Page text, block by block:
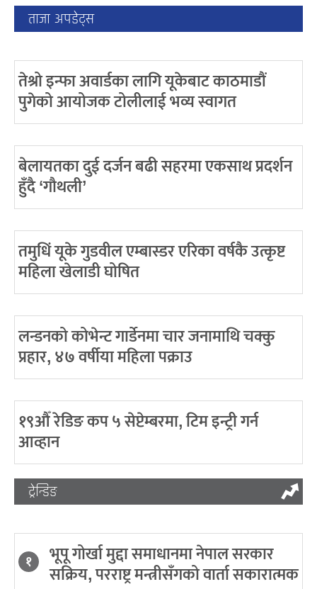
ताजा अपडेट्स
तेश्रो इन्फा अवार्डका लागि यूकेबाट काठमाडौं
पुगेको आयोजक टोलीलाई भव्य स्वागत
बेलायतका दुई दर्जन बढी सहरमा एकसाथ प्रदर्शन
हुँदै ‘गौथली’
तमुधिं यूके गुडवील एम्बास्डर एरिका वर्षकै उत्कृष्ट
महिला खेलाडी घोषित
लन्डनको कोभेन्ट गार्डेनमा चार जनामाथि चक्कु
प्रहार, ४७ वर्षीया महिला पक्राउ
१९औँ रेडिङ कप ५ सेप्टेम्बरमा, टिम इन्ट्री गर्न
आव्हान
ट्रेन्डिङ
१ भूपू गोर्खा मुद्दा समाधानमा नेपाल सरकार
सक्रिय, परराष्ट्र मन्त्रीसँगको वार्ता सकारात्मक